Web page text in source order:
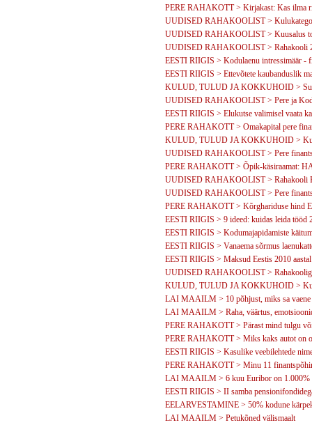
PERE RAHAKOTT > Kirjakast: Kas ilma
UUDISED RAHAKOOLIST >
UUDISED RAHAKOOLIST > Kuusalus
UUDISED RAHAKOOLIST > Rahakooli
EESTI RIIGIS > Kodulaenu intressimäär -
EESTI RIIGIS > Ettevõtete kaubanduslik
KULUD, TULUD JA KOKKUHOID >
UUDISED RAHAKOOLIST > Pere ja
EESTI RIIGIS > Elukutse valimisel vaata
PERE RAHAKOTT > Omakapital pere
KULUD, TULUD JA KOKKUHOID >
UUDISED RAHAKOOLIST > Pere
PERE RAHAKOTT > Õpik-käsiraamat:
UUDISED RAHAKOOLIST > Rahakooli
UUDISED RAHAKOOLIST > Pere
PERE RAHAKOTT > Kõrghariduse hind
EESTI RIIGIS > 9 ideed: kuidas leida tööd
EESTI RIIGIS > Kodumajapidamiste
EESTI RIIGIS > Vanaema sõrmus
EESTI RIIGIS > Maksud Eestis 2010 aastal
UUDISED RAHAKOOLIST >
KULUD, TULUD JA KOKKUHOID >
LAI MAAILM > 10 põhjust, miks sa vaene
LAI MAAILM > Raha, väärtus,
PERE RAHAKOTT > Pärast mind tulgu
PERE RAHAKOTT > Miks kaks autot on
EESTI RIIGIS > Kasulike veebilehtede
PERE RAHAKOTT > Minu 11
LAI MAAILM > 6 kuu Euribor on 1.000%
EESTI RIIGIS > II samba
EELARVESTAMINE > 50% kodune
LAI MAAILM > Petukõned välismaalt